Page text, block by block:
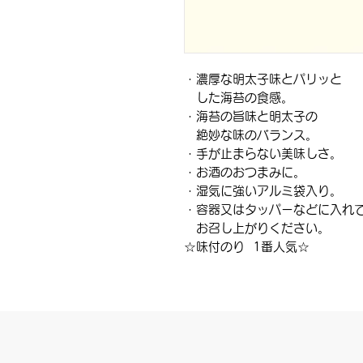
・濃厚な明太子味とパリッと
した海苔の食感。
・海苔の旨味と明太子の
絶妙な味のバランス。
・手が止まらない美味しさ。
・お酒のおつまみに。
・湿気に強いアルミ袋入り。
・容器又はタッパーなどに入れ
お召し上がりください。
☆味付のり 1番人気☆